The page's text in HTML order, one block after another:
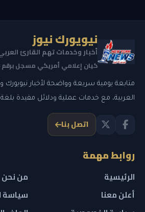
نيويورك نيوز
أخبار وخدمات تهم القارئ
كيان إعلامي أمريكي مسجل برقم 0451351808
متابعة يومية سريعة وواضحة لأخبار نيويورك
العربية، مع خدمات عملية ودلائل مفيدة
اتصل بنا
روابط مهمة
الرئيسية
من نحن
أعلن معنا
سياسة